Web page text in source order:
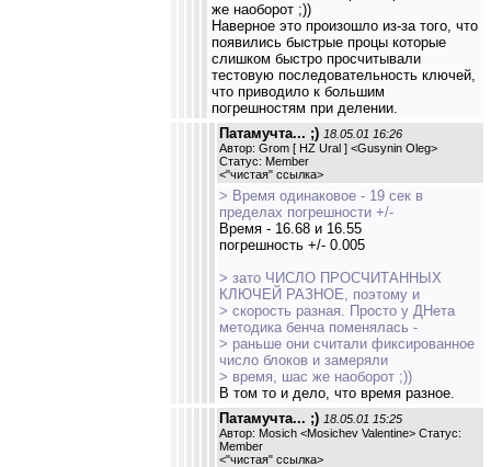
же наоборот ;))
Наверное это произошло из-за того, что
появились быстрые процы которые
слишком быстро просчитывали
тестовую последовательность ключей,
что приводило к большим
погрешностям при делении.
Патамучта... ;) 18.05.01 16:26
Автор: Grom [ HZ Ural ] <Gusynin Oleg>
Статус: Member
<"чистая" ссылка>
> Время одинаковое - 19 сек в
пределах погрешности +/-
Время - 16.68 и 16.55
погрешность +/- 0.005
> зато ЧИСЛО ПРОСЧИТАННЫХ
КЛЮЧЕЙ РАЗНОЕ, поэтому и
> скорость разная. Просто у ДНета
методика бенча поменялась -
> раньше они считали фиксированное
число блоков и замеряли
> время, шас же наоборот ;))
В том то и дело, что время разное.
Патамучта... ;) 18.05.01 15:25
Автор: Mosich <Mosichev Valentine> Статус:
Member
<"чистая" ссылка>